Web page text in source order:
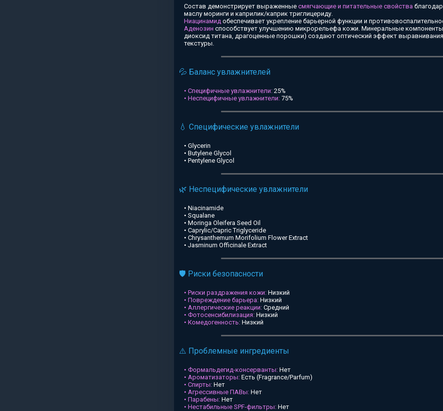
Состав демонстрирует выраженные смягчающие и питательные свойства
маслу моринги и каприлик/каприк триглицериду.
Ниацинамид обеспечивает укрепление барьерной функции и
Аденозин способствует улучшению микрорельефа кожи. Минеральные
диоксид титана, драгоценные порошки) создают оптический эффект
текстуры.
💦 Баланс увлажнителей
• Специфичные увлажнители: 25%
• Неспецифичные увлажнители: 75%
💧 Специфические увлажнители
• Glycerin
• Butylene Glycol
• Pentylene Glycol
🌿 Неспецифические увлажнители
• Niacinamide
• Squalane
• Moringa Oleifera Seed Oil
• Caprylic/Capric Triglyceride
• Chrysanthemum Morifolium Flower Extract
• Jasminum Officinale Extract
🛡️ Риски безопасности
• Риски раздражения кожи: Низкий
• Повреждение барьера: Низкий
• Аллергические реакции: Средний
• Фотосенсибилизация: Низкий
• Комедогенность: Низкий
⚠️ Проблемные ингредиенты
• Формальдегид-консерванты: Нет
• Ароматизаторы: Есть (Fragrance/Parfum)
• Спирты: Нет
• Агрессивные ПАВы: Нет
• Парабены: Нет
• Нестабильные SPF-фильтры: Нет